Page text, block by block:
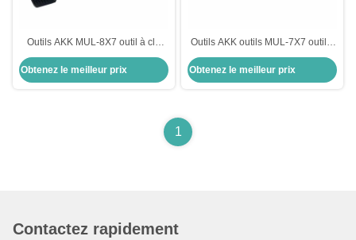
Outils AKK MUL-8X7 outil à clé
plate outils serrurier outils de
verrouillage
Obtenez le meilleur prix
Outils AKK outils MUL-7X7 outil à
clé plate outils de sélection de
serrurerie outils de sélection de
serrure
Obtenez le meilleur prix
1
Contactez rapidement